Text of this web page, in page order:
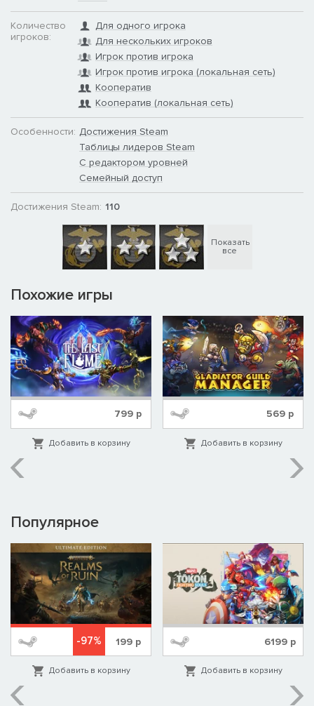
Количество
игроков:
Для одного игрока
Для нескольких игроков
Игрок против игрока
Игрок против игрока (локальная сеть)
Кооператив
Кооператив (локальная сеть)
Особенности: Достижения Steam
Таблицы лидеров Steam
С редактором уровней
Семейный доступ
Достижения Steam: 110
Показать
все
Похожие игры
799 р
Добавить в корзину
569 р
Добавить в корзину
Популярное
-97% 199р
Добавить в корзину
6199 р
Добавить в корзину